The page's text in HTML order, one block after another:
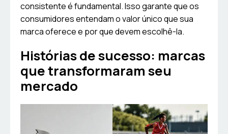
consistente é fundamental. Isso garante que os
consumidores entendam o valor único que sua
marca oferece e por que devem escolhê-la.
Histórias de sucesso: marcas
que transformaram seu
mercado